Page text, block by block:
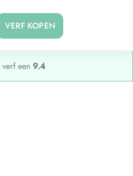
VERF KOPEN
verf een9.4